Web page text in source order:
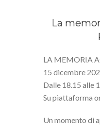
La
LA MEMORIA
15 dicembre
Dalle 18.15 alle
Su piattaforma
Un momento di